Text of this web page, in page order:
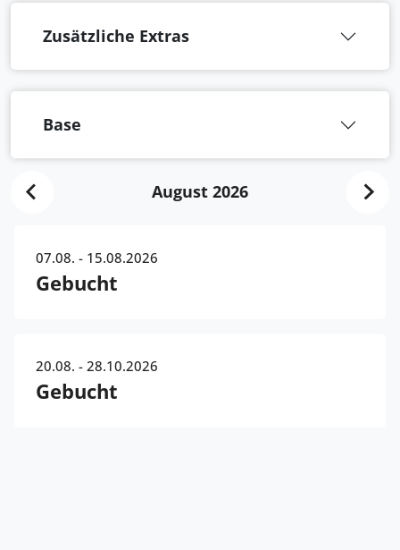
Zusätzliche Extras
Base
August 2026
07.08. - 15.08.2026
Gebucht
20.08. - 28.10.2026
Gebucht